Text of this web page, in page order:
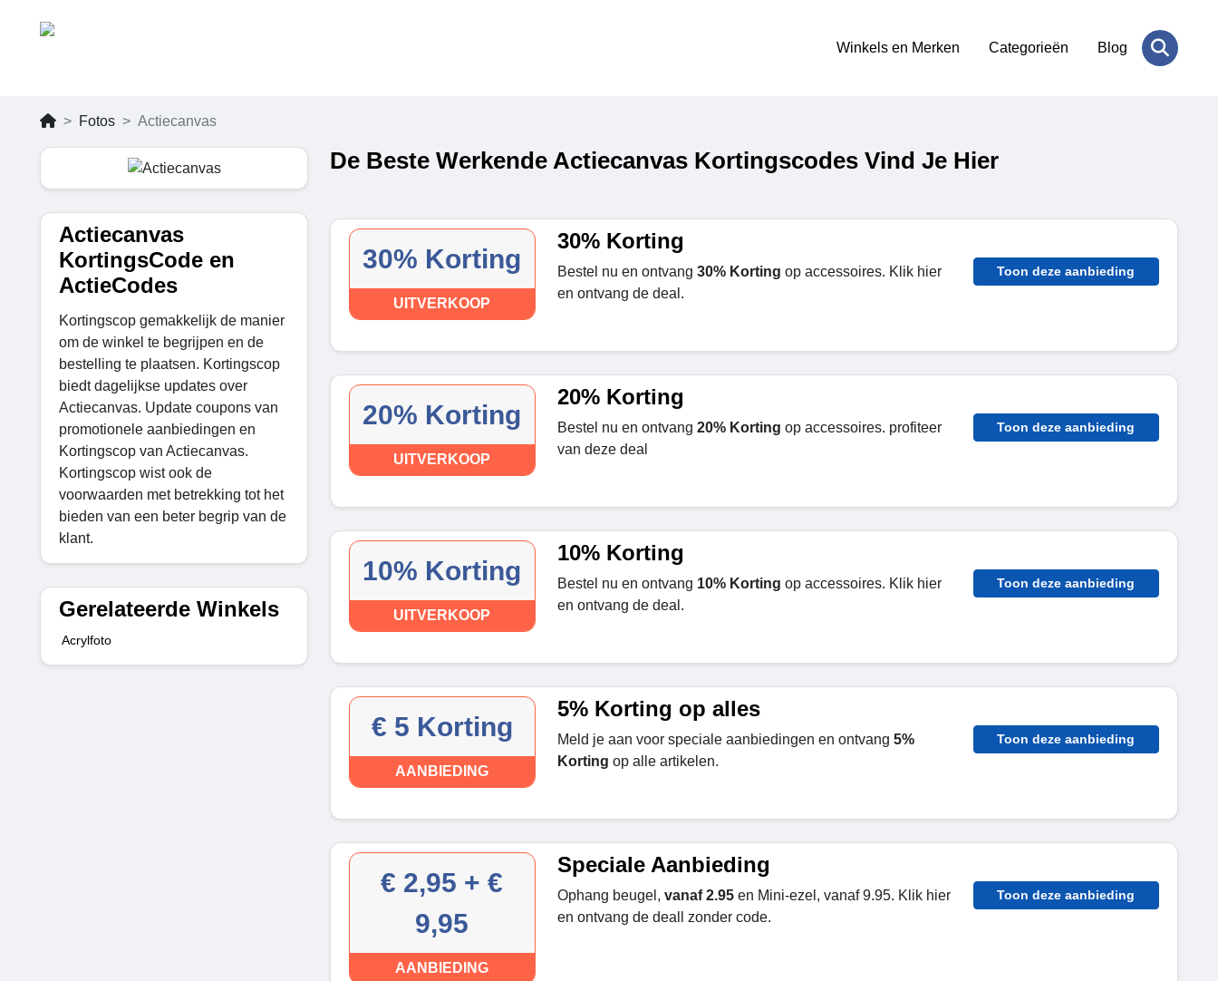
Winkels en Merken Categorieën Blog
Fotos Actiecanvas
Actiecanvas
KortingsCode en
ActieCodes
Kortingscop gemakkelijk de manier
om de winkel te begrijpen en de
bestelling te plaatsen. Kortingscop
biedt dagelijkse updates over
Actiecanvas. Update coupons van
promotionele aanbiedingen en
Kortingscop van Actiecanvas.
Kortingscop wist ook de
voorwaarden met betrekking tot het
bieden van een beter begrip van de
klant.
Gerelateerde Winkels
Acrylfoto
De Beste Werkende Actiecanvas Kortingscodes Vind Je Hier
30% Korting
UITVERKOOP
30% Korting
Bestel nu en ontvang 30% Korting op accessoires. Klik hier
en ontvang de deal.
Toon deze aanbieding
20% Korting
UITVERKOOP
20% ​​Korting
Bestel nu en ontvang 20% Korting op accessoires. profiteer
van deze deal
Toon deze aanbieding
10% Korting
UITVERKOOP
10% Korting
Bestel nu en ontvang 10% Korting op accessoires. Klik hier
en ontvang de deal.
Toon deze aanbieding
€ 5 Korting
AANBIEDING
5% Korting op alles
Meld je aan voor speciale aanbiedingen en ontvang 5%
Korting op alle artikelen.
Toon deze aanbieding
€ 2,95 + €
9,95
AANBIEDING
Speciale Aanbieding
Ophang beugel, vanaf 2.95 en Mini-ezel, vanaf 9.95. Klik hier
en ontvang de deall zonder code.
Toon deze aanbieding